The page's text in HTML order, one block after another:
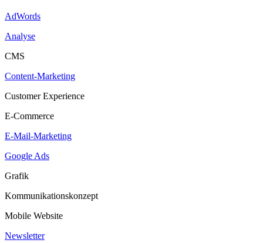
AdWords
Analyse
CMS
Content-Marketing
Customer Experience
E-Commerce
E-Mail-Marketing
Google Ads
Grafik
Kommunikationskonzept
Mobile Website
Newsletter